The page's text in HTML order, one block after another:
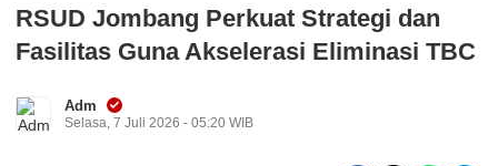
RSUD Jombang Perkuat Strategi dan
Fasilitas Guna Akselerasi Eliminasi TBC
Adm
Selasa, 7 Juli 2026 - 05:20 WIB